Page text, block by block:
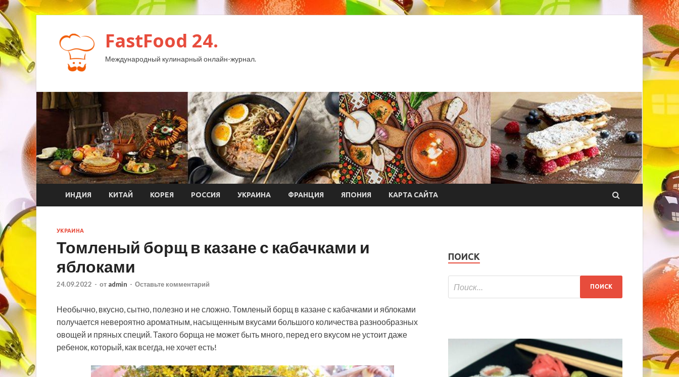
FastFood 24.
Международный кулинарный онлайн-журнал.
ИНДИЯ КИТАЙ КОРЕЯ РОССИЯ УКРАИНА ФРАНЦИЯ ЯПОНИЯ КАРТА САЙТА
УКРАИНА
Томленый борщ в казане с кабачками и
яблоками
24.09.2022 - от admin - Оставьте комментарий
Необычно, вкусно, сытно, полезно и не сложно. Томленый борщ в казане с кабачками и яблоками
получается невероятно ароматным, насыщенным вкусами большого количества разнообразных
овощей и пряных специй. Такого борща не может быть много, перед его вкусом не устоит даже
ребенок, который, как всегда, не хочет есть!
ПОИСК